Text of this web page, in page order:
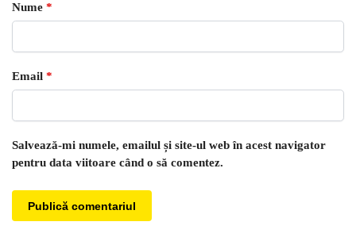
Nume *
Email *
Salvează-mi numele, emailul și site-ul web în acest navigator
pentru data viitoare când o să comentez.